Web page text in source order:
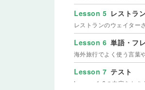
Lesson 5 レストラ
レストランのウェイター
Lesson 6 単語・フ
海外旅行でよく使う言葉
Lesson 7 テスト
Lesson 1-6の内容をおさ